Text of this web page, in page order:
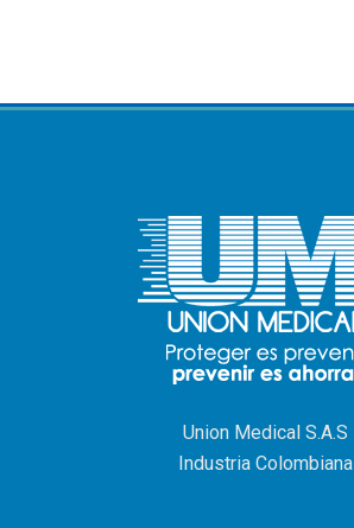
Union Medical S.A.S
Industria Colombiana